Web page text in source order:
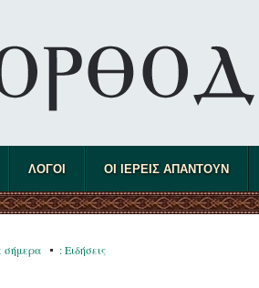
ΛΟΓΟΙ ΟΙ ΙΕΡΕΙΣ ΑΠΑΝΤΟΥΝ
σήμερα : Ειδήσεις